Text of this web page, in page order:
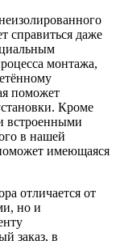
справиться даже
монтажа,
поможет
Кроме
встроенными
в нашей
имеющаяся
отличается от
но и
заказ, в